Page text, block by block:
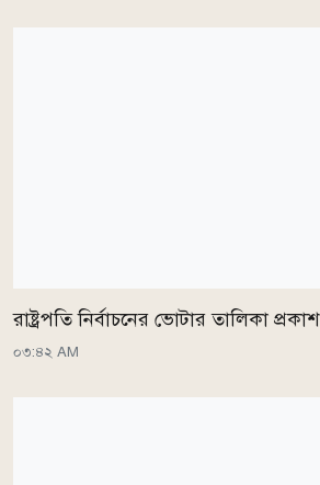
রাষ্ট্রপতি নির্বাচনের ভোটার তালিকা প্রকাশ
০৩:৪২ AM